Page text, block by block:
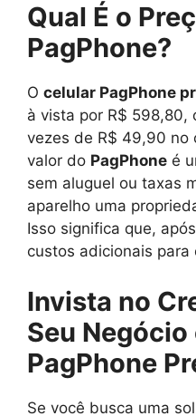
Qual É o
PagPhone?
O celular PagPhone
à vista por R$ 598,80,
vezes de R$ 49,90 no
valor do PagPhone é
sem aluguel ou taxas
aparelho uma
Isso significa que,
custos adicionais
Invista no
Seu
PagPhone
Se você busca uma